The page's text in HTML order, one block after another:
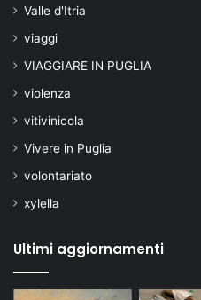
Valle d'Itria
viaggi
VIAGGIARE IN PUGLIA
violenza
vitivinicola
Vivere in Puglia
volontariato
xylella
Ultimi aggiornamenti